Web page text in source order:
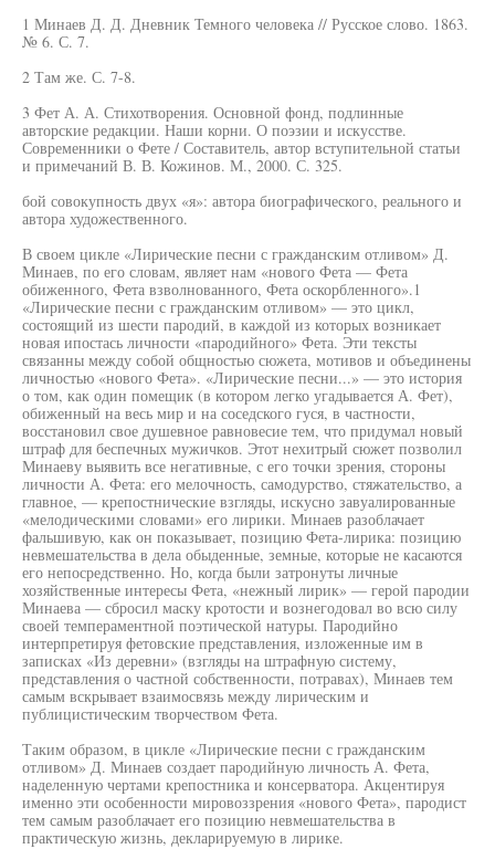
1 Минаев Д. Д. Дневник Темного человека // Русское слово. 1863.
№ 6. С. 7.
2 Там же. С. 7-8.
3 Фет А. А. Стихотворения. Основной фонд, подлинные
авторские редакции. Наши корни. О поэзии и искусстве.
Современники о Фете / Составитель, автор вступительной статьи
и примечаний В. В. Кожинов. М., 2000. С. 325.
бой совокупность двух «я»: автора биографического, реального и
автора художественного.
В своем цикле «Лирические песни с гражданским отливом» Д.
Минаев, по его словам, являет нам «нового Фета — Фета
обиженного, Фета взволнованного, Фета оскорбленного».1
«Лирические песни с гражданским отливом» — это цикл,
состоящий из шести пародий, в каждой из которых возникает
новая ипостась личности «пародийного» Фета. Эти тексты
связанны между собой общностью сюжета, мотивов и объединены
личностью «нового Фета». «Лирические песни...» — это история
о том, как один помещик (в котором легко угадывается А. Фет),
обиженный на весь мир и на соседского гуся, в частности,
восстановил свое душевное равновесие тем, что придумал новый
штраф для беспечных мужичков. Этот нехитрый сюжет позволил
Минаеву выявить все негативные, с его точки зрения, стороны
личности А. Фета: его мелочность, самодурство, стяжательство, а
главное, — крепостнические взгляды, искусно завуалированные
«мелодическими словами» его лирики. Минаев разоблачает
фальшивую, как он показывает, позицию Фета-лирика: позицию
невмешательства в дела обыденные, земные, которые не касаются
его непосредственно. Но, когда были затронуты личные
хозяйственные интересы Фета, «нежный лирик» — герой пародии
Минаева — сбросил маску кротости и вознегодовал во всю силу
своей темпераментной поэтической натуры. Пародийно
интерпретируя фетовские представления, изложенные им в
записках «Из деревни» (взгляды на штрафную систему,
представления о частной собственности, потравах), Минаев тем
самым вскрывает взаимосвязь между лирическим и
публицистическим творчеством Фета.
Таким образом, в цикле «Лирические песни с гражданским
отливом» Д. Минаев создает пародийную личность А. Фета,
наделенную чертами крепостника и консерватора. Акцентируя
именно эти особенности мировоззрения «нового Фета», пародист
тем самым разоблачает его позицию невмешательства в
практическую жизнь, декларируемую в лирике.